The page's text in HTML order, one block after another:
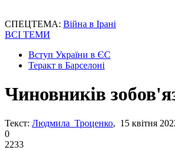
СПЕЦТЕМА: Війна в Ірані
ВСІ ТЕМИ
Вступ України в ЄС
Теракт в Барселоні
Чиновників
Текст: Людмила Троценко, 15 квітня
0
2233